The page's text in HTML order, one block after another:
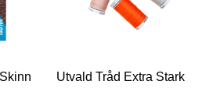
Utvald Tråd Extra Stark